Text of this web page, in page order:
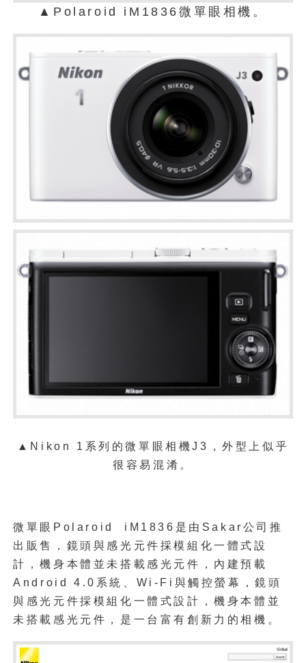
▲Polaroid iM1836微單眼相機。
▲Nikon 1系列的微單眼相機J3，外型上似乎
很容易混淆。
微單眼Polaroid iM1836是由Sakar公司推
出販售， 鏡頭與感光元件採模組化一體式設
計，機身本體並未搭載感光元件，內建預載
Android 4.0系統、Wi-Fi與觸控螢幕，鏡頭
與感光元件採模組化一體式設計，機身本體並
未搭載感光元件， 是一台富有創新力的相機。